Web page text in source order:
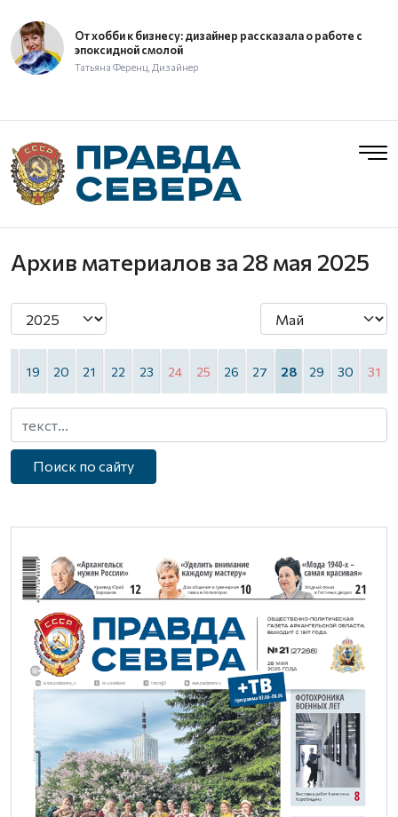
От хобби к бизнесу: дизайнер рассказала о работе с
эпоксидной смолой
Татьяна Ференц, Дизайнер
Архив материаловза 28 мая 2025
19 20 21 22 23 24 25 26 27 28 29 30 31
Поиск по сайту